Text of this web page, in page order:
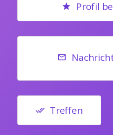
Profil
Treffen